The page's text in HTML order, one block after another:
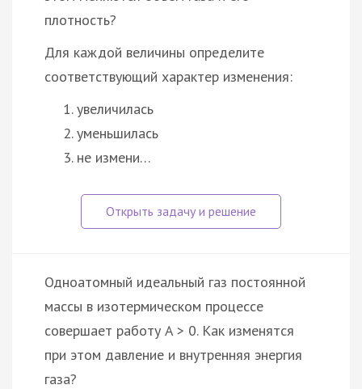
плотность?
Для каждой величины определите
соответствующий характер изменения:
увеличилась
уменьшилась
не измени…
Одноатомный идеальный газ постоянной
массы в изотермическом процессе
совершает работу A > 0. Как изменятся
при этом давление и внутренняя энергия
газа?